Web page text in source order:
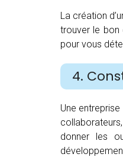
La création
trouver le bon
pour vous
4.
Une
donner les